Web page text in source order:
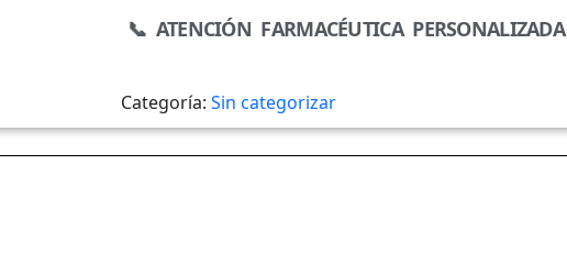
📞 ATENCIÓN FARMACÉUTICA PERSONALIZADA
Categoría: Sin categorizar